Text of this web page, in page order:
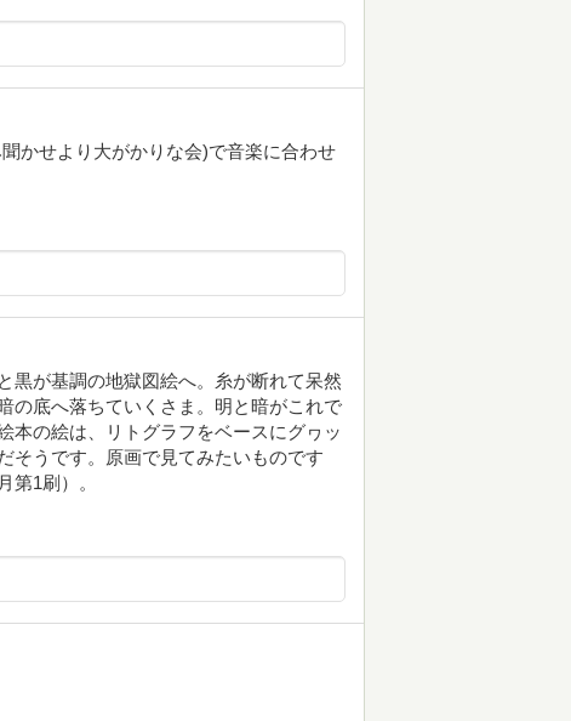
かせより大がかりな会)で音楽に合わせ
黒が基調の地獄図絵へ。糸が断れて呆然
の底へ落ちていくさま。明と暗がこれで
本の絵は、リトグラフをベースにグヮッ
そうです。原画で見てみたいものです
第1刷）。